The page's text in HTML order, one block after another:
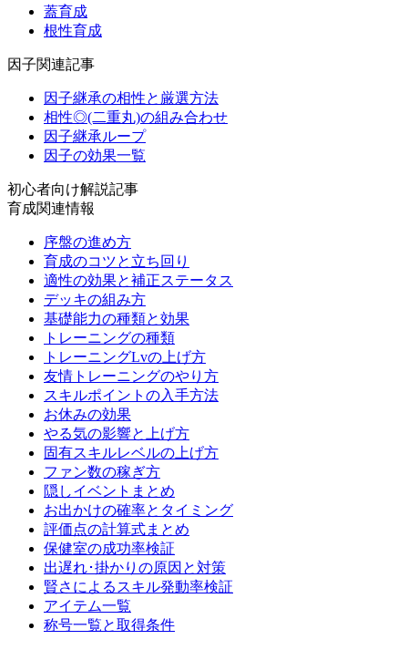
蓋育成
根性育成
因子関連記事
因子継承の相性と厳選方法
相性◎(二重丸)の組み合わせ
因子継承ループ
因子の効果一覧
初心者向け解説記事
育成関連情報
序盤の進め方
育成のコツと立ち回り
適性の効果と補正ステータス
デッキの組み方
基礎能力の種類と効果
トレーニングの種類
トレーニングLvの上げ方
友情トレーニングのやり方
スキルポイントの入手方法
お休みの効果
やる気の影響と上げ方
固有スキルレベルの上げ方
ファン数の稼ぎ方
隠しイベントまとめ
お出かけの確率とタイミング
評価点の計算式まとめ
保健室の成功率検証
出遅れ･掛かりの原因と対策
賢さによるスキル発動率検証
アイテム一覧
称号一覧と取得条件